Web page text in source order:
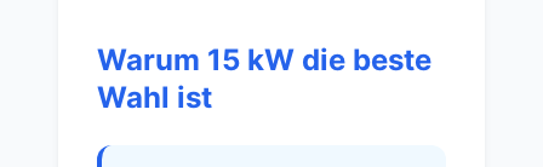
Warum 15 kW die beste
Wahl ist